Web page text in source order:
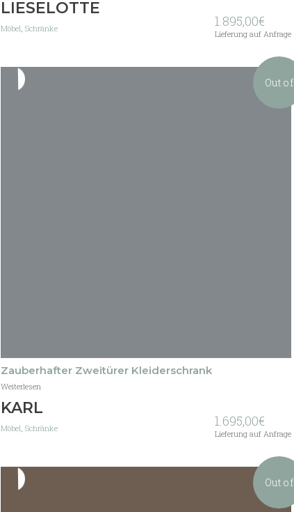
LIESELOTTE
Möbel Schränke 1.895,00€
Lieferung auf Anfrage
Out of
Zauberhafter Zweitürer Kleiderschrank
Weiterlesen
KARL
Möbel Schränke 1.695,00€
Lieferung auf Anfrage
Out of